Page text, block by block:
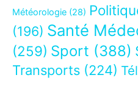
Météorologie (28)
(196) Santé
(259) Sport (388)
Transports (224)